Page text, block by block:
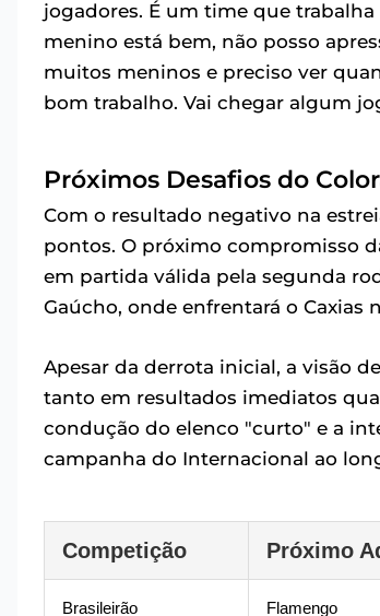
jogadores. É um time que
menino está bem, não posso
muitos meninos e preciso ver
bom trabalho. Vai chegar algum
Próximos Desafios do
Com o resultado negativo na
pontos. O próximo compromisso
em partida válida pela segunda
Gaúcho, onde enfrentará o Caxias
Apesar da derrota inicial, a visão
tanto em resultados imediatos
condução do elenco "curto" e a
campanha do Internacional ao
Competição Próximo
Brasileirão Flamengo